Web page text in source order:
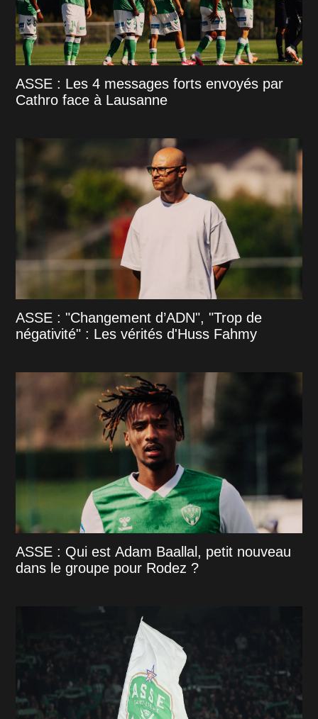
ASSE : Les 4 messages forts envoyés par
Cathro face à Lausanne
ASSE : "Changement d’ADN", "Trop de
négativité" : Les vérités d'Huss Fahmy
ASSE : Qui est Adam Baallal, petit nouveau
dans le groupe pour Rodez ?